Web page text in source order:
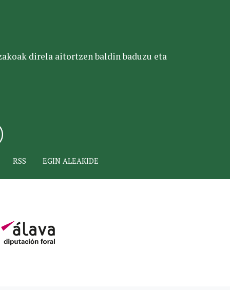
direla aitortzen baldin baduzu eta
RSS EGIN ALEAKIDE